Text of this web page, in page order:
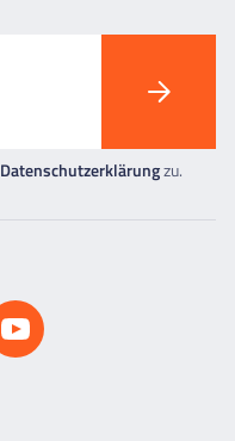
Datenschutzerklärungzu.